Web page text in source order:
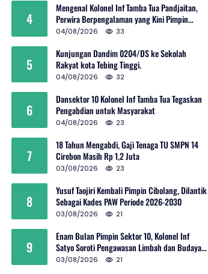
4
Mengenal Kolonel Inf Tamba Tua Pandjaitan,
Perwira Berpengalaman yang Kini Pimpin
Sektor 10 Citarum Harum
04/08/2026 33
5
Kunjungan Dandim 0204/DS ke Sekolah
Rakyat kota Tebing Tinggi.
04/08/2026 32
6
Dansektor 10 Kolonel Inf Tamba Tua Tegaskan
Pengabdian untuk Masyarakat
04/08/2026 23
7
18 Tahun Mengabdi, Gaji Tenaga TU SMPN 14
Cirebon Masih Rp 1,2 Juta
03/08/2026 23
8
Yusuf Taojiri Kembali Pimpin Cibolang, Dilantik
Sebagai Kades PAW Periode 2026-2030
03/08/2026 21
9
Enam Bulan Pimpin Sektor 10, Kolonel Inf
Satyo Soroti Pengawasan Limbah dan Budaya
Kelola Sampah
03/08/2026 21